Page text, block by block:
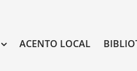
ACENTO LOCAL